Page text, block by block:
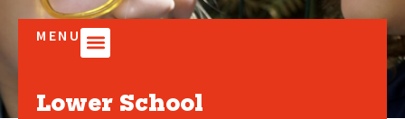
MENU
Lower School